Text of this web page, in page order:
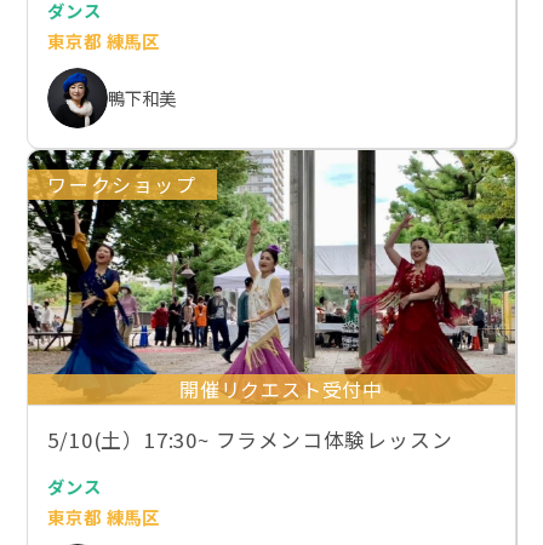
ダンス
東京都 練馬区
鴨下和美
ワークショップ
開催リクエスト受付中
5/10(土）17:30~ フラメンコ体験レッスン
ダンス
東京都 練馬区